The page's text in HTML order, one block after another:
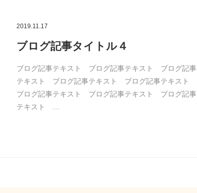
2019.11.17
ブログ記事タイトル４
ブログ記事テキスト ブログ記事テキスト ブログ記事
テキスト ブログ記事テキスト ブログ記事テキスト
ブログ記事テキスト ブログ記事テキスト ブログ記事
テキスト …